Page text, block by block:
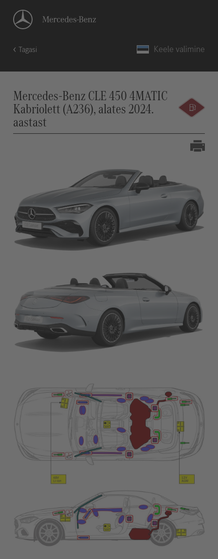
Tagasi Keele valimine
Mercedes-Benz CLE 450 4MATIC
Kabriolett (A236), alates 2024.
aastast